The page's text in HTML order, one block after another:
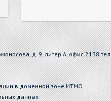
д. 9, литер А, офис 2138
в доменной зоне ИТМО
данных